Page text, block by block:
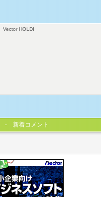
Vector HOLDI
新着コメント